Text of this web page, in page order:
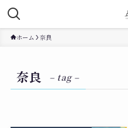
ホーム 奈良
奈良 – tag –